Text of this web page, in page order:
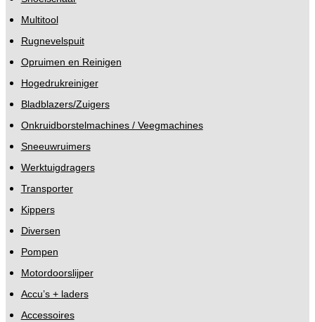
Multitool
Rugnevelspuit
Opruimen en Reinigen
Hogedrukreiniger
Bladblazers/Zuigers
Onkruidborstelmachines / Veegmachines
Sneeuwruimers
Werktuigdragers
Transporter
Kippers
Diversen
Pompen
Motordoorslijper
Accu’s + laders
Accessoires